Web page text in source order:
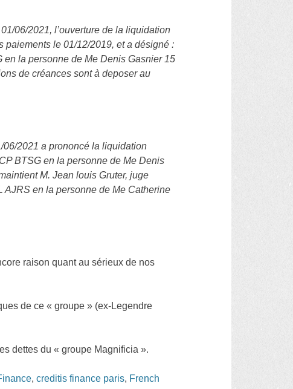
06/2021, l’ouverture de la liquidation
le 01/12/2019, et a désigné :
la personne de Me Denis Gasnier 15
de créances sont à deposer au
06/2021 a prononcé la liquidation
BTSG en la personne de Me Denis
M. Jean louis Gruter, juge
AJRS en la personne de Me Catherine
raison quant au sérieux de nos
de ce « groupe » (ex-Legendre
dettes du « groupe Magnificia ».
,creditis finance paris, French